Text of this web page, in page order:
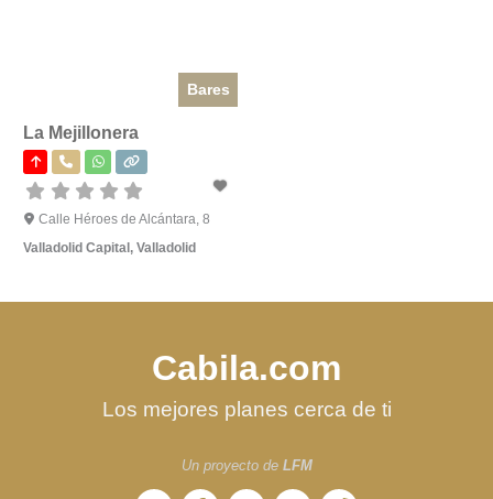
Bares
La Mejillonera
Calle Héroes de Alcántara, 8
Valladolid Capital, Valladolid
Cabila.com
Los mejores planes cerca de ti
Un proyecto de LFM